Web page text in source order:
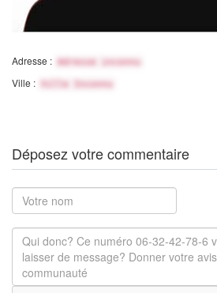
Adresse : Adresse inconnu
Ville : Ville Inconnu
Déposez votre commentaire